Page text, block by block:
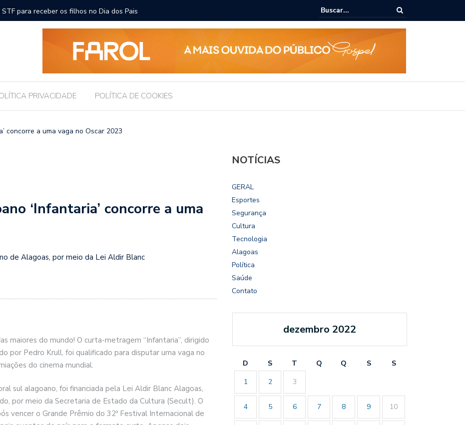
para receber os filhos no Dia dos Pais
Câmara dialoga com UFAL e Faculdade de Coimbra sobre parcerias para
Legislativo
PRIVACIDADE POLÍTICA DE COOKIES
concorre a uma vaga no Oscar 2023
‘Infantaria’ concorre a uma
de Alagoas, por meio da Lei Aldir Blanc
maiores do mundo! O curta-metragem “Infantaria”, dirigido
por Pedro Krull, foi qualificado para disputar uma vaga no
do cinema mundial.
sul alagoano, foi financiada pela Lei Aldir Blanc Alagoas,
por meio da Secretaria de Estado da Cultura (Secult). O
vencer o Grande Prêmio do 32ª Festival Internacional de
NOTÍCIAS
GERAL
Esportes
Segurança
Cultura
Tecnologia
Alagoas
Política
Saúde
Contato
dezembro 2022
D S T Q Q S
S
1
2 3
4 5 6 7 8 9 10